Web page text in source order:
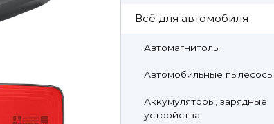
Всё для автомобиля
Автомагнитолы
Автомобильные пылесосы
Аккумуляторы, зарядные
устройства